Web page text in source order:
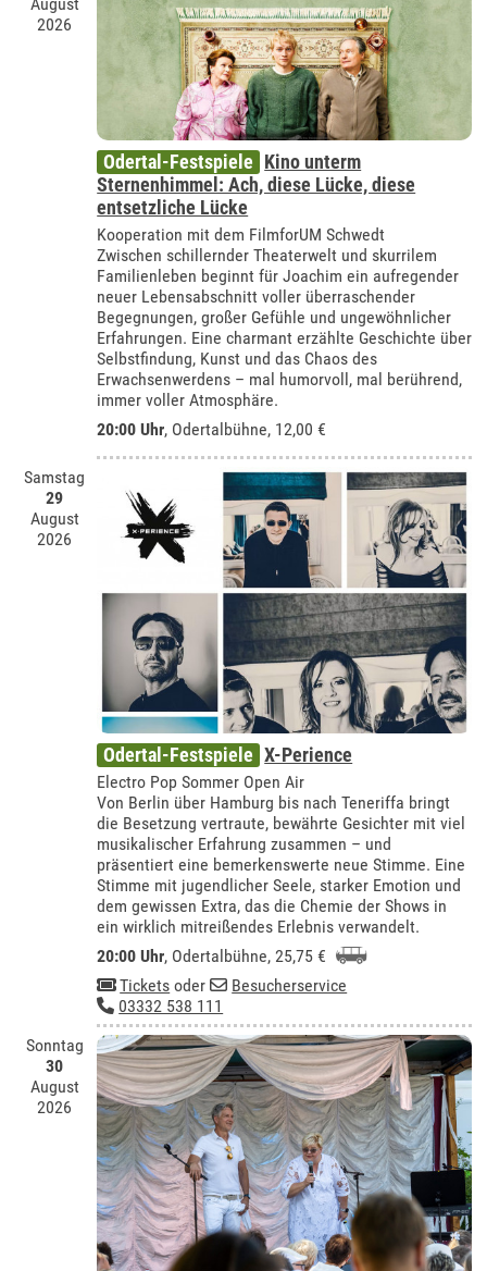
2026
Odertal-Festspiele Kino unterm
Sternenhimmel: Ach, diese Lücke, diese
entsetzliche Lücke
Kooperation mit dem FilmforUM Schwedt
Zwischen schillernder Theaterwelt und skurrilem
Familienleben beginnt für Joachim ein aufregender
neuer Lebensabschnitt voller überraschender
Begegnungen, großer Gefühle und ungewöhnlicher
Erfahrungen. Eine charmant erzählte Geschichte über
Selbstfindung, Kunst und das Chaos des
Erwachsenwerdens – mal humorvoll, mal berührend,
immer voller Atmosphäre.
20:00 Uhr, Odertalbühne, 12,00 €
Samstag
29
August
2026
Odertal-Festspiele X-Perience
Electro Pop Sommer Open Air
Von Berlin über Hamburg bis nach Teneriffa bringt
die Besetzung vertraute, bewährte Gesichter mit viel
musikalischer Erfahrung zusammen – und
präsentiert eine bemerkenswerte neue Stimme. Eine
Stimme mit jugendlicher Seele, starker Emotion und
dem gewissen Extra, das die Chemie der Shows in
ein wirklich mitreißendes Erlebnis verwandelt.
20:00 Uhr, Odertalbühne, 25,75 €
Tickets oder
Besucherservice
03332 538 111
Sonntag
30
August
2026